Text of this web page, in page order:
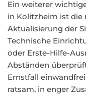
Ein weiterer
in Kolitzheim ist die
Aktualisierung der
Technische
oder Erste-Hilfe-
Abständen
Ernstfall
ratsam, in enger